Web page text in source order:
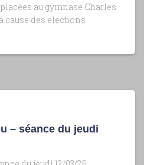
au gymnase Charles
cause des élections
– séance du jeudi